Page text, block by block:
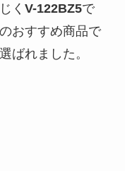
く V-122BZ5で
おすすめ商品で
ばれました。